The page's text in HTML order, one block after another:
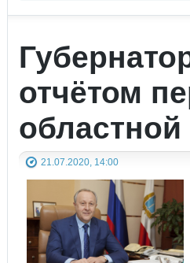
отчётом
21.07.2020, 14:00